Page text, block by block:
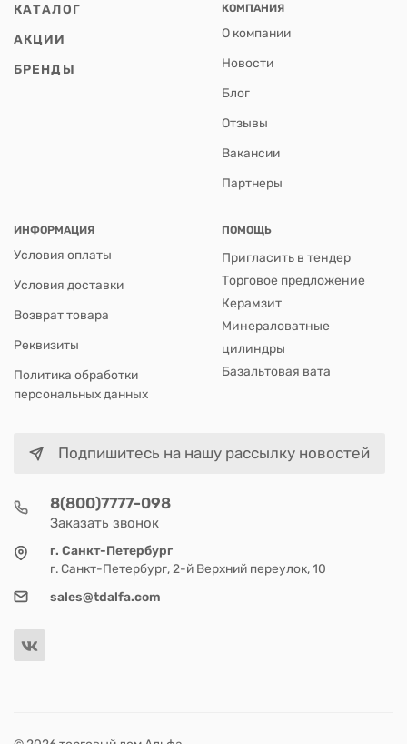
КАТАЛОГ
АКЦИИ
БРЕНДЫ
КОМПАНИЯ
О компании
Новости
Блог
Отзывы
Вакансии
Партнеры
ИНФОРМАЦИЯ
Условия оплаты
Условия доставки
Возврат товара
Реквизиты
Политика обработки
персональных данных
ПОМОЩЬ
Пригласить в тендер
Торговое предложение
Керамзит
Минераловатные
цилиндры
Базальтовая вата
Подпишитесь на нашу рассылку новостей
8(800)7777-098
Заказать звонок
г. Санкт-Петербург
г. Санкт-Петербург, 2-й Верхний переулок, 10
sales@tdalfa.com